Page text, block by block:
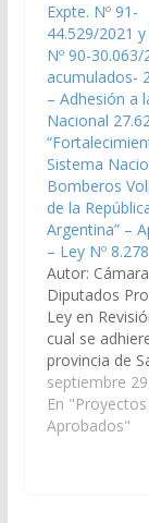
Expte. Nº 91-
44.529/2021 y
Nº 90-30.063/
acumulados-
– Adhesión a
Nacional
Sistema
Bomberos
de la
Argentina” –
– Ley Nº 8.278
Autor:
Diputados
Ley en
cual se
provincia de
Ley Nacional
Sistema
septiembre
En
Aprobados"